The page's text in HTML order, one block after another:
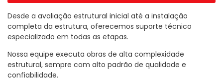
Desde a avaliação estrutural inicial até a instalação
completa da estrutura, oferecemos suporte técnico
especializado em todas as etapas.
Nossa equipe executa obras de alta complexidade
estrutural, sempre com alto padrão de qualidade e
confiabilidade.